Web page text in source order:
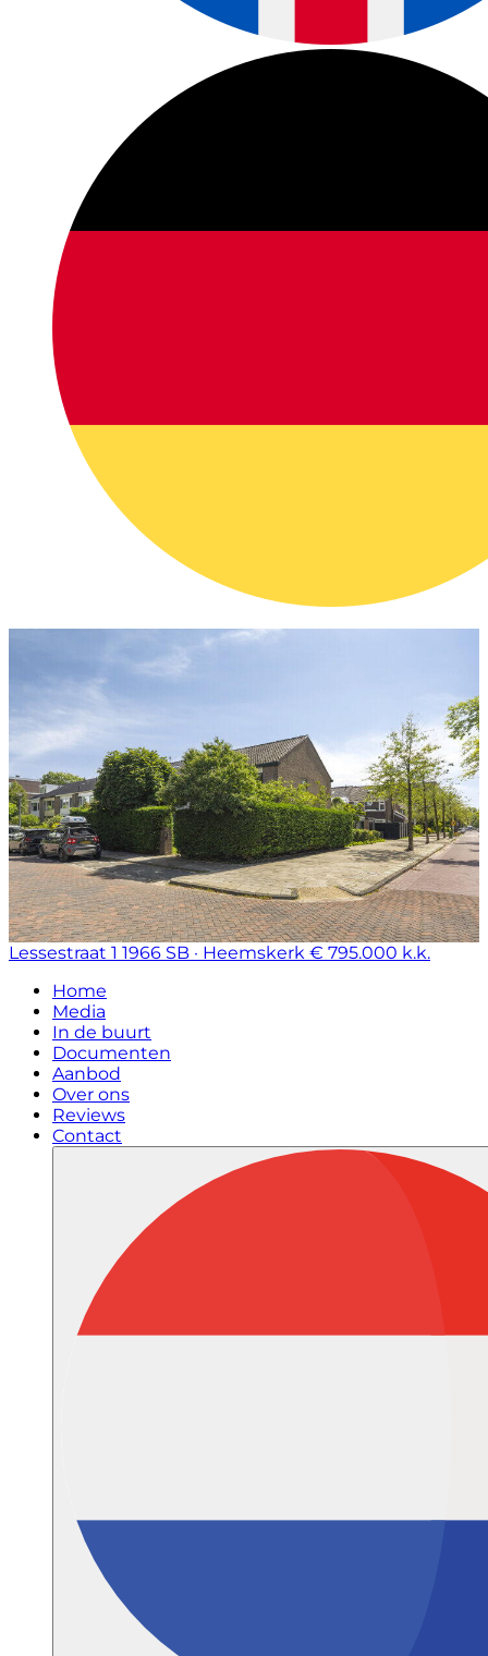
Lessestraat 1 1966 SB · Heemskerk € 795.000 k.k.
Home
Media
In de buurt
Documenten
Aanbod
Over ons
Reviews
Contact